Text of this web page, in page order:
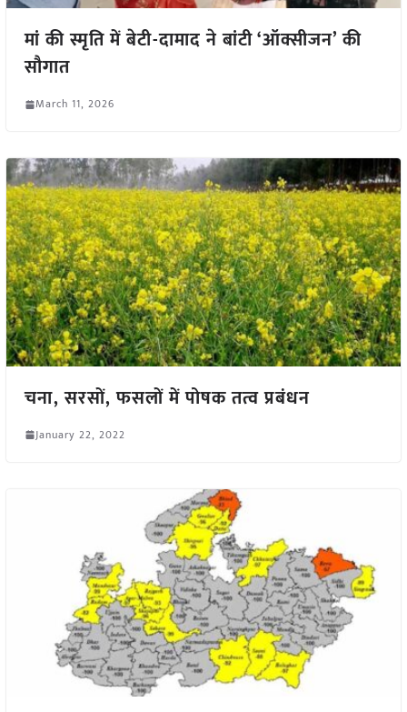
मां की स्मृति में बेटी-दामाद ने बांटी ‘ऑक्सीजन’ की
सौगात
March 11, 2026
चना, सरसों, फसलों में पोषक तत्व प्रबंधन
January 22, 2022